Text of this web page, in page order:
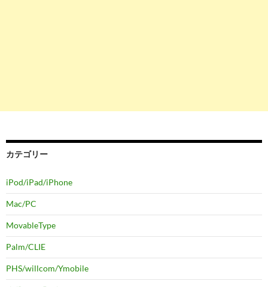
カテゴリー
iPod/iPad/iPhone
Mac/PC
MovableType
Palm/CLIE
PHS/willcom/Ymobile